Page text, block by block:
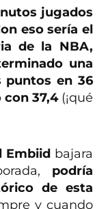
jugados
eso sería el
de la NBA,
una
puntos en 36
37,4 (¡qué
Embiid bajara
podría
de esta
y cuando